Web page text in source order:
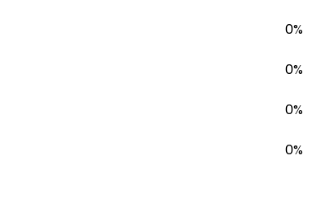
0%
0%
0%
0%